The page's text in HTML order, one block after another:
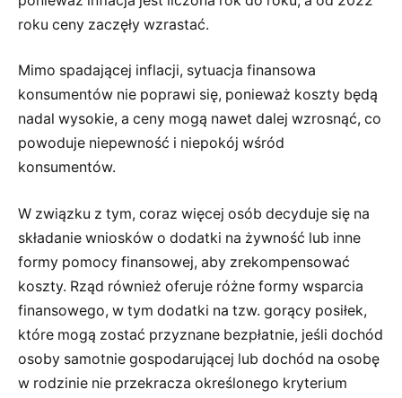
roku ceny zaczęły wzrastać.
Mimo spadającej inflacji, sytuacja finansowa
konsumentów nie poprawi się, ponieważ koszty będą
nadal wysokie, a ceny mogą nawet dalej wzrosnąć, co
powoduje niepewność i niepokój wśród
konsumentów.
W związku z tym, coraz więcej osób decyduje się na
składanie wniosków o dodatki na żywność lub inne
formy pomocy finansowej, aby zrekompensować
koszty. Rząd również oferuje różne formy wsparcia
finansowego, w tym dodatki na tzw. gorący posiłek,
które mogą zostać przyznane bezpłatnie, jeśli dochód
osoby samotnie gospodarującej lub dochód na osobę
w rodzinie nie przekracza określonego kryterium